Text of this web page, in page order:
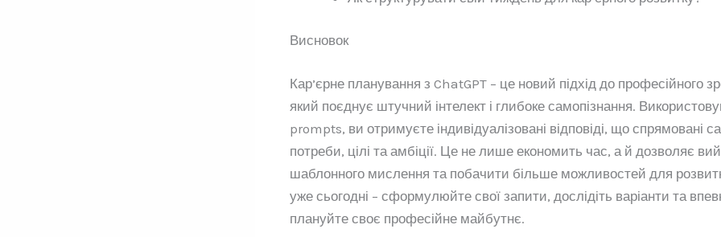
Висновок
Кар’єрне планування з ChatGPT – це новий підхід до професійного
який поєднує штучний інтелект і глибоке самопізнання.
prompts, ви отримуєте індивідуалізовані відповіді, що спрямовані
потреби, цілі та амбіції. Це не лише економить час, а й дозволяє
шаблонного мислення та побачити більше можливостей для
уже сьогодні – сформулюйте свої запити, дослідіть варіанти та
плануйте своє професійне майбутнє.